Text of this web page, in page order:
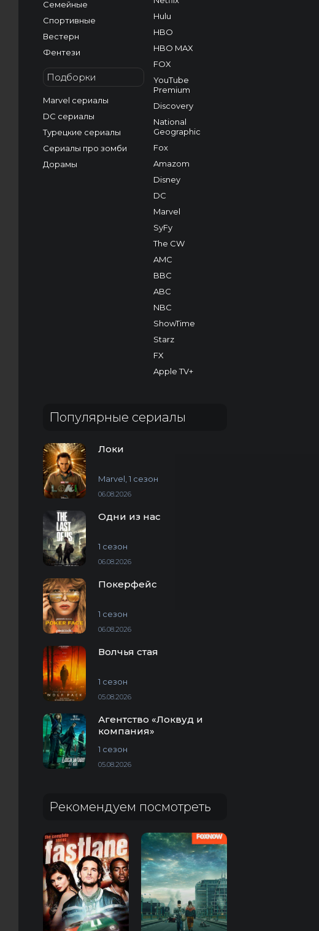
Семейные
Спортивные
Вестерн
Фентези
Подборки
Marvel сериалы
DC сериалы
Турецкие сериалы
Сериалы про зомби
Дорамы
Hulu
HBO
HBO MAX
FOX
YouTube
Premium
Discovery
National
Geographic
Fox
Amazom
Disney
DC
Marvel
SyFy
The CW
AMC
BBC
ABC
NBC
ShowTime
Starz
FX
Apple TV+
Популярные сериалы
Локи
Marvel, 1 сезон
06.08.2026
Одни из нас
1 сезон
06.08.2026
Покерфейс
1 сезон
06.08.2026
Волчья стая
1 сезон
05.08.2026
Агентство «Локвуд и
компания»
1 сезон
05.08.2026
Рекомендуем посмотреть